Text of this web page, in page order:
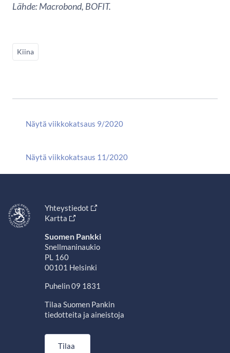
Lähde: Macrobond, BOFIT.
Kiina
Näytä viikkokatsaus 9/2020
Näytä viikkokatsaus 11/2020
Yhteystiedot
Kartta
Suomen Pankki
Snellmaninaukio
PL 160
00101 Helsinki
Puhelin 09 1831
Tilaa Suomen Pankin
tiedotteita ja aineistoja
Tilaa